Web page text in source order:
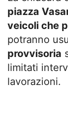
piazza
veicoli che
potranno
provvisoria
limitati
lavorazioni.